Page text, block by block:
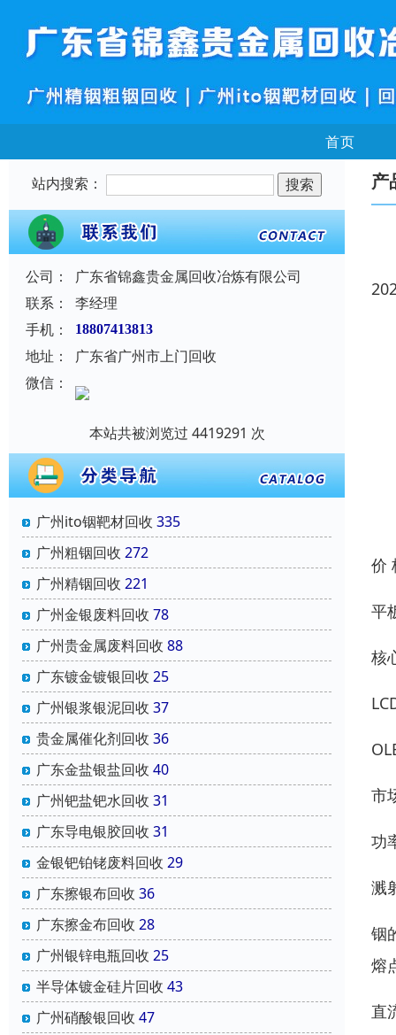
首页
站内搜索：
公司：
广东省锦鑫贵金属回收冶炼有限公司
联系：
李经理
手机：
18807413813
地址：
广东省广州市上门回收
微信：
本站共被浏览过 4419291 次
广州ito铟靶材回收 335
广州粗铟回收 272
广州精铟回收 221
广州金银废料回收 78
广州贵金属废料回收 88
广东镀金镀银回收 25
广州银浆银泥回收 37
贵金属催化剂回收 36
广东金盐银盐回收 40
广州钯盐钯水回收 31
广东导电银胶回收 31
金银钯铂铑废料回收 29
广东擦银布回收 36
广东擦金布回收 28
广州银锌电瓶回收 25
半导体镀金硅片回收 43
广州硝酸银回收 47
产
价
平
核
市
功
溅
铟
熔
直